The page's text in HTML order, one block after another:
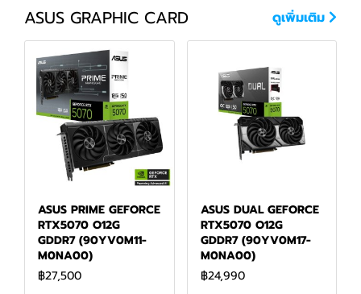
ASUS GRAPHIC CARD ดูเพิ่มเติม
ASUS PRIME GEFORCE
RTX5070 O12G
GDDR7 (90YV0M11-
M0NA00)
฿27,500
ASUS DUAL GEFORCE
RTX5070 O12G
GDDR7 (90YV0M17-
M0NA00)
฿24,990